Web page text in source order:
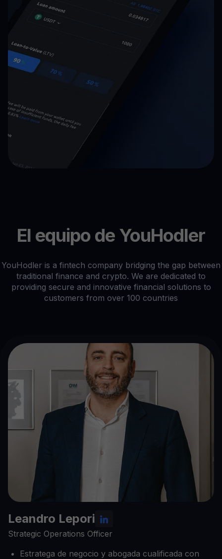
El equipo de YouHodler
YouHodler is a fintech company bridging the gap between
traditional finance and crypto. We are dedicated to
providing secure and innovative financial solutions to
customers from over 100 countries
Leandro Lepori
Strategic Operations Officer
Estratega de negocio y abogada cualificada con